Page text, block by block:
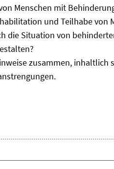
Menschen mit
und Teilhabe von
die Situation von
zusammen,